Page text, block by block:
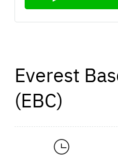
Everest
(EBC)